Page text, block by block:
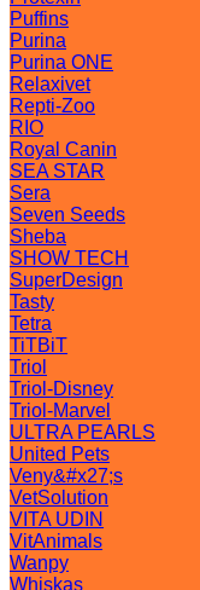
Puffins
Purina
Purina ONE
Relaxivet
Repti-Zoo
RIO
Royal Canin
SEA STAR
Sera
Seven Seeds
Sheba
SHOW TECH
SuperDesign
Tasty
Tetra
TiTBiT
Triol
Triol-Disney
Triol-Marvel
ULTRA PEARLS
United Pets
Veny&#x27;s
VetSolution
VITA UDIN
VitAnimals
Wanpy
Whiskas